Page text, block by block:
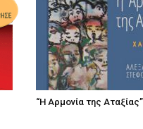
“Η Αρμονία της